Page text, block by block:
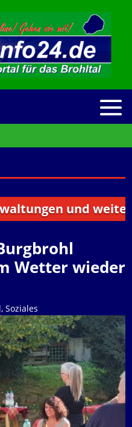
und weitere
Wetter wieder
, Soziales